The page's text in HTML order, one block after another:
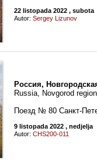
22 listopada 2022 , subota
Autor: Sergey Lizunov
Россия,
Russia, Novgorod
Поезд № 80 Санкт-
9 listopada 2022 , nedjelja
Autor: CHS200-011